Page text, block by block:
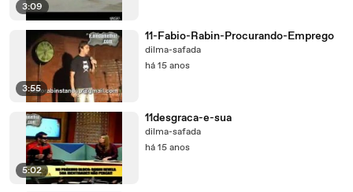
3:09
3:55
11-Fabio-Rabin-Procurando-Emprego
dilma-safada
há 15 anos
5:02
11desgraca-e-sua
dilma-safada
há 15 anos